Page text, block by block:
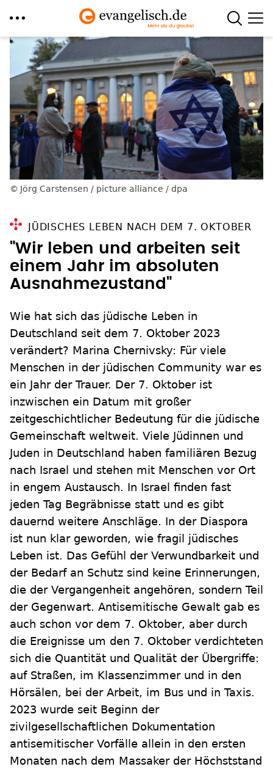
Direkt
zum
Inhalt
Jörg Carstensen / picture alliance / dpa
JÜDISCHES LEBEN NACH DEM 7. OKTOBER
"Wir leben und arbeiten seit
einem Jahr im absoluten
Ausnahmezustand"
Wie hat sich das jüdische Leben in
Deutschland seit dem 7. Oktober 2023
verändert? Marina Chernivsky: Für viele
Menschen in der jüdischen Community war es
ein Jahr der Trauer. Der 7. Oktober ist
inzwischen ein Datum mit großer
zeitgeschichtlicher Bedeutung für die jüdische
Gemeinschaft weltweit. Viele Jüdinnen und
Juden in Deutschland haben familiären Bezug
nach Israel und stehen mit Menschen vor Ort
in engem Austausch. In Israel finden fast
jeden Tag Begräbnisse statt und es gibt
dauernd weitere Anschläge. In der Diaspora
ist nun klar geworden, wie fragil jüdisches
Leben ist. Das Gefühl der Verwundbarkeit und
der Bedarf an Schutz sind keine Erinnerungen,
die der Vergangenheit angehören, sondern Teil
der Gegenwart. Antisemitische Gewalt gab es
auch schon vor dem 7. Oktober, aber durch
die Ereignisse um den 7. Oktober verdichteten
sich die Quantität und Qualität der Übergriffe:
auf Straßen, im Klassenzimmer und in den
Hörsälen, bei der Arbeit, im Bus und in Taxis.
2023 wurde seit Beginn der
zivilgesellschaftlichen Dokumentation
antisemitischer Vorfälle allein in den ersten
Monaten nach dem Massaker der Höchststand